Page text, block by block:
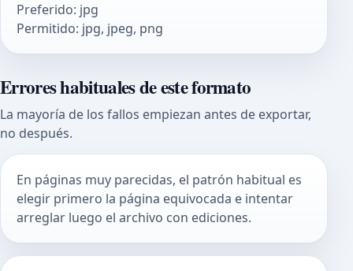
Preferido: jpg
Permitido: jpg, jpeg, png
Errores habituales de este formato
La mayoría de los fallos empiezan antes de exportar,
no después.
En páginas muy parecidas, el patrón habitual es
elegir primero la página equivocada e intentar
arreglar luego el archivo con ediciones.